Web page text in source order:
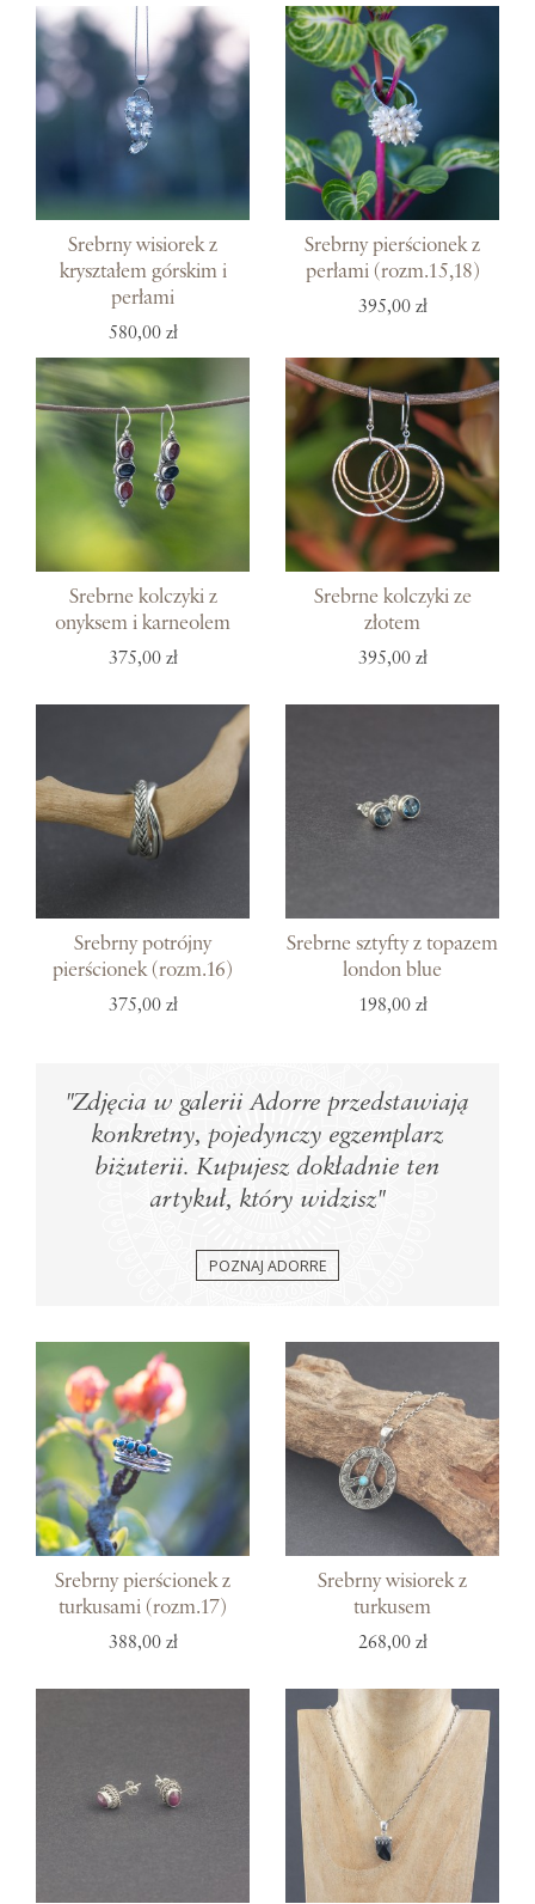
Srebrny wisiorek z
kryształem górskim i
perłami
580,00 zł
Srebrny pierścionek z
perłami (rozm.15,18)
395,00 zł
Srebrne kolczyki z
onyksem i karneolem
375,00 zł
Srebrne kolczyki ze
złotem
395,00 zł
Srebrny potrójny
pierścionek (rozm.16)
375,00 zł
Srebrne sztyfty z topazem
london blue
198,00 zł
"Zdjęcia w galerii Adorre przedstawiają
konkretny, pojedynczy egzemplarz
biżuterii. Kupujesz dokładnie ten
artykuł, który widzisz"
POZNAJ ADORRE
Srebrny pierścionek z
turkusami (rozm.17)
388,00 zł
Srebrny wisiorek z
turkusem
268,00 zł